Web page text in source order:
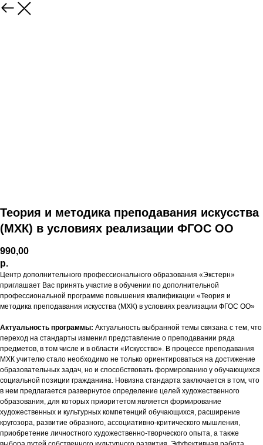
Теория и методика преподавания искусства
(МХК) в условиях реализации ФГОС ОО
990,00
р.
Центр дополнительного профессионального образования «Экстерн»
приглашает Вас принять участие в обучении по дополнительной
профессиональной программе повышения квалификации «Теория и
методика преподавания искусства (МХК) в условиях реализации ФГОС ОО»
Актуальность программы: Актуальность выбранной темы связана с тем, что
переход на стандарты изменил представление о преподавании ряда
предметов, в том числе и в области «Искусство». В процессе преподавания
МХК учителю стало необходимо не только ориентироваться на достижение
образовательных задач, но и способствовать формированию у обучающихся
социальной позиции гражданина. Новизна стандарта заключается в том, что
в нем предлагается развернутое определение целей художественного
образования, для которых приоритетом является формирование
художественных и культурных компетенций обучающихся, расширение
кругозора, развитие образного, ассоциативно-критического мышления,
приобретение личностного художественно-творческого опыта, а также